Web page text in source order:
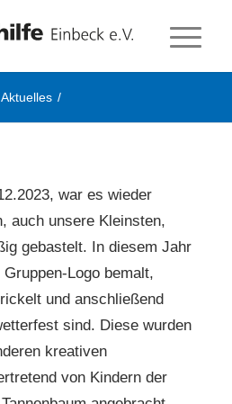
Aktuelles /
war es wieder
auch unsere Kleinsten,
gebastelt. In diesem Jahr
Logo bemalt,
und anschließend
sind. Diese wurden
kreativen
von Kindern der